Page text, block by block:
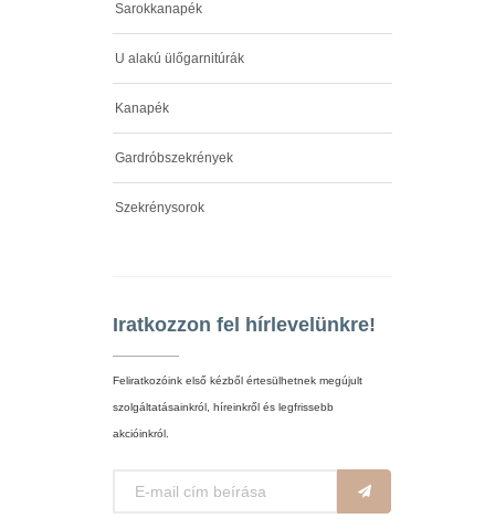
Sarokkanapék
U alakú ülőgarnitúrák
Kanapék
Gardróbszekrények
Szekrénysorok
Iratkozzon fel hírlevelünkre!
Feliratkozóink első kézből értesülhetnek megújult
szolgáltatásainkról, híreinkről és legfrissebb
akcióinkról.